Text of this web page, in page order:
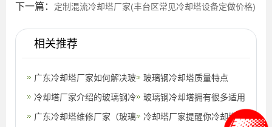
下一篇： 定制混流冷却塔厂家(丰台区常见冷却塔设备定做价格)
相关推荐
广东冷却塔厂家如何解决玻
璃钢冷却塔防冻的方法(广
东玻璃钢
玻璃钢冷却塔质量特点
冷却塔厂家介绍的玻璃钢冷
却塔的特点(玻璃钢冷却塔
玻璃钢冷却塔拥有很多适用
领域
广东冷却塔维修厂家（玻璃
冷却塔厂家提醒你冷却塔要